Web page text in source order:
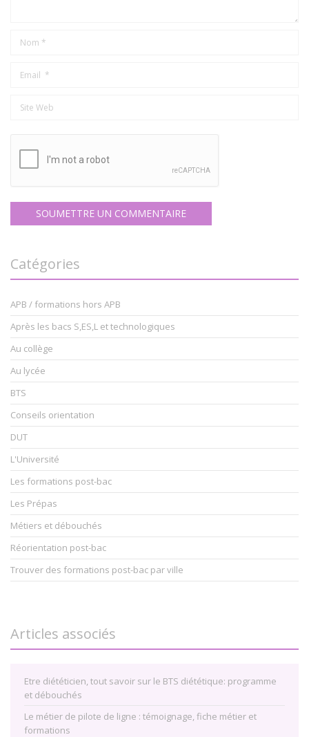
Catégories
APB / formations hors APB
Après les bacs S,ES,L et technologiques
Au collège
Au lycée
BTS
Conseils orientation
DUT
L'Université
Les formations post-bac
Les Prépas
Métiers et débouchés
Réorientation post-bac
Trouver des formations post-bac par ville
Articles associés
Etre diététicien, tout savoir sur le BTS diététique: programme
et débouchés
Le métier de pilote de ligne : témoignage, fiche métier et
formations